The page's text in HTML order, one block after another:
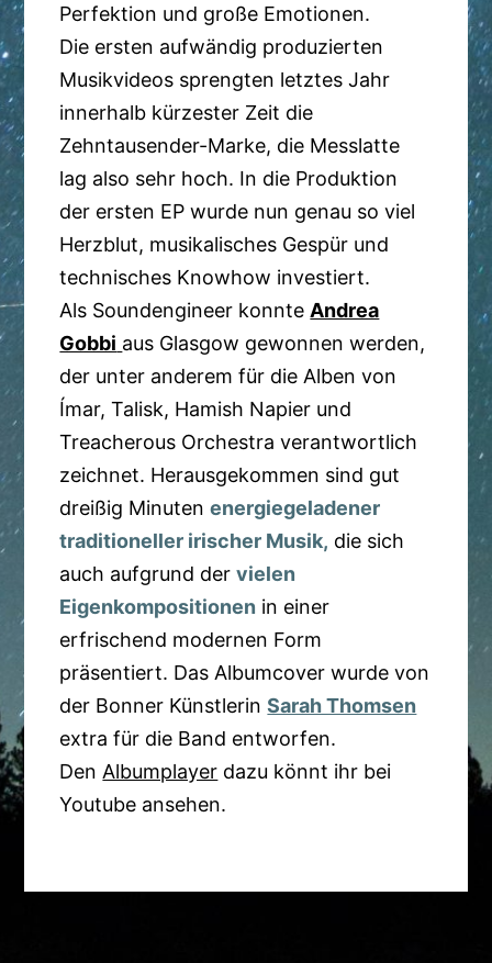
Perfektion und große Emotionen.
Die ersten aufwändig produzierten
Musikvideos sprengten letztes Jahr
innerhalb kürzester Zeit die
Zehntausender-Marke, die Messlatte
lag also sehr hoch. In die Produktion
der ersten EP wurde nun genau so viel
Herzblut, musikalisches Gespür und
technisches Knowhow investiert.
Als Soundengineer konnte Andrea
Gobbi aus Glasgow gewonnen werden,
der unter anderem für die Alben von
Ímar, Talisk, Hamish Napier und
Treacherous Orchestra verantwortlich
zeichnet. Herausgekommen sind gut
dreißig Minutenenergiegeladener
traditioneller irischer Musik, die sich
auch aufgrund dervielen
Eigenkompositionen in einer
erfrischend modernen Form
präsentiert. Das Albumcover wurde von
der Bonner KünstlerinSarah Thomsen
extra für die Band entworfen.
Den Albumplayer dazu könnt ihr bei
Youtube ansehen.